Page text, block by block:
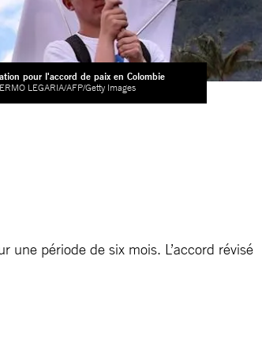
pour l'accord de paix en Colombie
LEGARIA/AFP/Getty Images
une période de six mois. L’accord révisé